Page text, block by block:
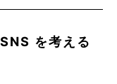
を考える